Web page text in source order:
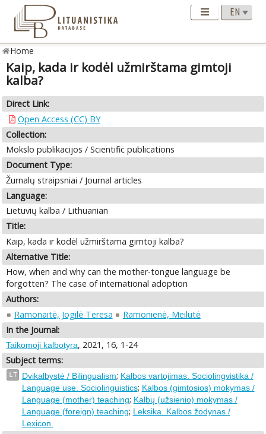
Home
Kaip, kada ir kodėl užmirštama gimtoji
kalba?
Direct Link:
Open Access (CC) BY
Collection:
Mokslo publikacijos / Scientific publications
Document Type:
Žurnalų straipsniai / Journal articles
Language:
Lietuvių kalba / Lithuanian
Title:
Kaip, kada ir kodėl užmirštama gimtoji kalba?
Alternative Title:
How, when and why can the mother-tongue language be
forgotten? The case of international adoption
Authors:
Ramonaitė, Jogilė Teresa
Ramonienė, Meilutė
In the Journal:
Taikomoji kalbotyra, 2021, 16, 1-24
Subject terms:
LT Dvikalbystė / Bilingualism; Kalbos vartojimas. Sociolingvistika /
Language use. Sociolinguistics; Kalbos (gimtosios) mokymas /
Language (mother) teaching; Kalbų (užsienio) mokymas /
Language (foreign) teaching; Leksika. Kalbos žodynas /
Lexicon.